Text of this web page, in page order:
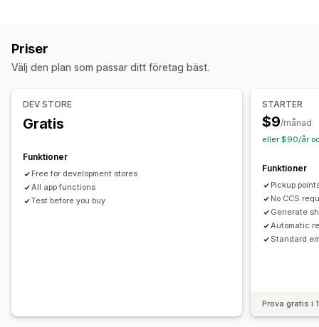
Spårning i realtid
Leveranskarta
Priser
Välj den plan som passar ditt företag bäst.
DEV STORE
Gratis
Funktioner
Free for development stores
All app functions
Test before you buy
STARTER
$9/månad
eller $90/år
Funktioner
Pickup
No CCS
Generate
Automatic
Standard
Prova gratis i